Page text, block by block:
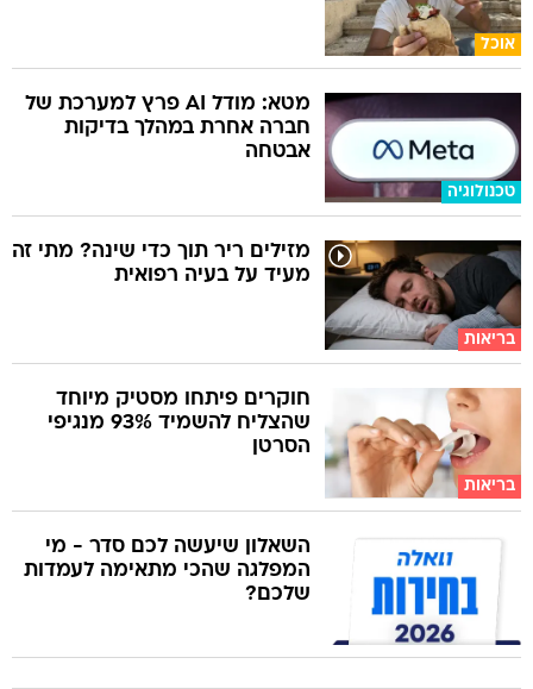
אוכל
טכנולוגיה
מטא: מודל AI פרץ למערכת של
חברה אחרת במהלך בדיקות
אבטחה
בריאות
מזילים ריר תוך כדי שינה? מתי זה
מעיד על בעיה רפואית
בריאות
חוקרים פיתחו מסטיק מיוחד
שהצליח להשמיד 93% מנגיפי
הסרטן
השאלון שיעשה לכם סדר - מי
המפלגה שהכי מתאימה לעמדות
שלכם?